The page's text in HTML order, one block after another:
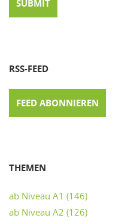
RSS-FEED
FEED ABONNIEREN
THEMEN
ab Niveau A1 (146)
ab Niveau A2 (126)